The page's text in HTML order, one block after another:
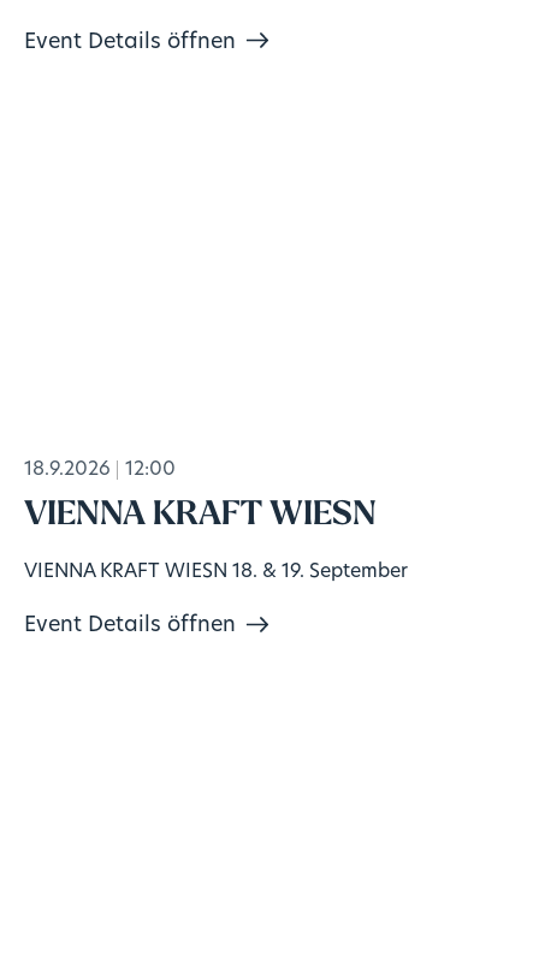
Event Details öffnen
18.9.2026 12:00
VIENNA KRAFT WIESN
VIENNA KRAFT WIESN 18. & 19. September
Event Details öffnen